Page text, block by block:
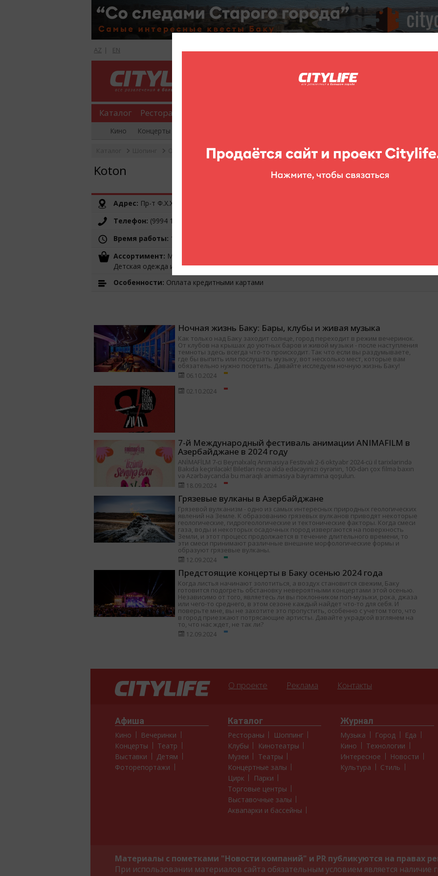
AZ | EN
Каталог Рестораны
Кино Концерты
Koton
Koton
Адрес: Пр-т Ф.Х.Хойского, (Ganjlik Mall, 2-й этаж)
Телефон: (9994 12) 599 15 10
Время работы: 10:00-22:00
Ассортимент: Мужская одежда , Женская одежда , Мужская обувь , Женская обувь ,
Детская одежда и аксессуары , Детская обувь
Особенности: Оплата кредитными картами
Ночная жизнь Баку: Бары, клубы и живая музыка
Как только над Баку заходит солнце, город переходит в режим вечеринок.
От клубов на крышах до уютных баров и живой музыки - после наступления
темноты здесь всегда что-то происходит. Так что если вы раздумываете,
где бы выпить или послушать музыку, вот несколько мест, которые вам
обязательно нужно посетить. Давайте исследуем ночную жизнь Баку!
06.10.2024
02.10.2024
7-й Международный фестиваль анимации ANIMAFILM в
Азербайджане в 2024 году
ANİMAFİLM 7-ci Beynəlxalq Animasiya Festivalı 2-6 oktyabr 2024-cü il tarixlərində
Bakıda keçiriləcək! Biletləri necə əldə edəcəyinizi öyrənin, 100-dən çox filmə baxın
və Azərbaycanda bu maraqlı animasiya bayramına qoşulun.
18.09.2024
Грязевые вулканы в Азербайджане
Грязевой вулканизм - одно из самых интересных природных геологических
явлений на Земле. К образованию грязевых вулканов приводят некоторые
геологические, гидрогеологические и тектонические факторы. Когда смеси
газа, воды и некоторых осадочных пород извергаются на поверхность
Земли, и этот процесс продолжается в течение длительного времени, то
эти смеси принимают различные внешние морфологические формы и
образуют грязевые вулканы.
12.09.2024
Предстоящие концерты в Баку осенью 2024 года
Когда листья начинают золотиться, а воздух становится свежим, Баку
готовится подогреть обстановку невероятными концертами этой осенью.
Независимо от того, являетесь ли вы поклонником поп-музыки, рока, джаза
или чего-то среднего, в этом сезоне каждый найдет что-то для себя. И
поверьте мне, вы не захотите это пропустить, особенно с учетом того, что
в город приезжают потрясающие артисты. Давайте украдкой взглянем на
то, что нас ждет, не так ли?
12.09.2024
О проекте Реклама Контакты
Афиша
Кино
Вечеринки
Концерты
Театр
Выставки
Детям
Фоторепортажи
Каталог
Рестораны
Шоппинг
Клубы
Кинотеатры
Музеи
Театры
Концертные залы
Цирк
Парки
Торговые центры
Выставочные залы
Аквапарки и бассейны
Журнал
Музыка Город
Еда
Кино
Технологии
Интересное
Новости
Культура
Стиль
Материалы с пометками "Новости компаний" и PR публикуются на правах
При использовании материалов сайта обязательным условием является наличие